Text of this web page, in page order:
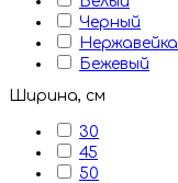
Черный
Нержавейка
Бежевый
Ширина, см
30
45
50